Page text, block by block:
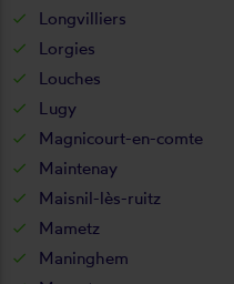
Longvilliers
Lorgies
Louches
Lugy
Magnicourt-en-comte
Maintenay
Maisnil-lès-ruitz
Mametz
Maninghem